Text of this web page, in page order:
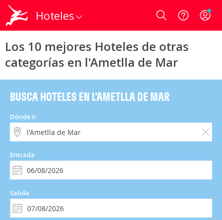
Hoteles Login
Los 10 mejores Hoteles de otras
categorías en l'Ametlla de Mar
BUSCA HOTELES EN L'AMETLLA DE MAR
Dónde ir
Entrada
Salida